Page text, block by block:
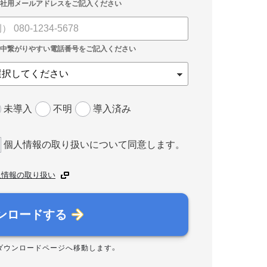
未導入 不明 導入済み
個人情報の取り扱いについて同意します。
報の取り扱い
ロードする
ウンロードページへ移動します。